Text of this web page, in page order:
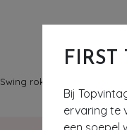
FIRST
Bij
ervaring te
een soepel
Swing rokken